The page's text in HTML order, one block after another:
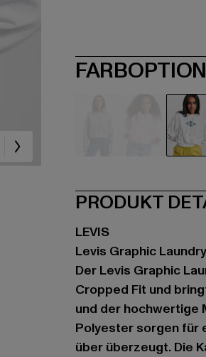
PRODUKT
LEVIS
Levis Graphic
Der Levis Graphic
Cropped Fit und
und der hochwertige
Polyester sorgen für
über überzeugt. Die